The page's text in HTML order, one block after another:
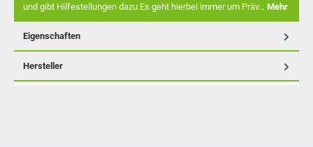
und gibt Hilfestellungen dazu.Es geht hierbei immer um Präv… Mehr
Eigenschaften
Hersteller